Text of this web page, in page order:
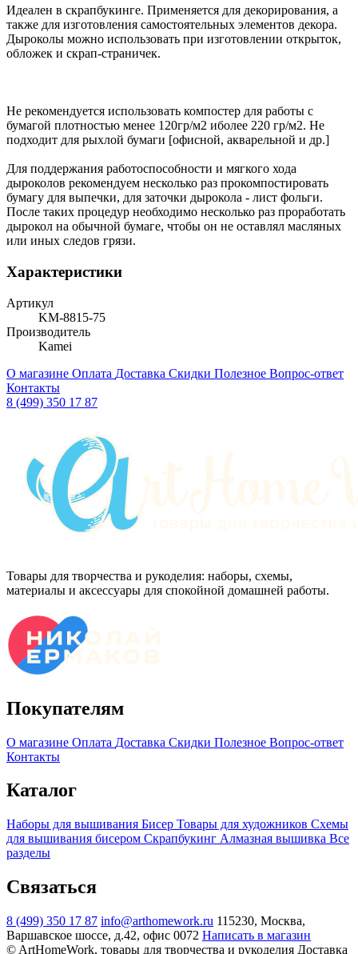
Идеален в скрапбукинге. Применяется для декорирования, а
также для изготовления самостоятельных элементов декора.
Дыроколы можно использовать при изготовлении открыток,
обложек и скрап-страничек.
Не рекомендуется использовать компостер для работы с
бумагой плотностью менее 120гр/м2 иболее 220 гр/м2. Не
подходит для рыхлой бумаги [офисной, акварельной и др.]
Для поддержания работоспособности и мягкого хода
дыроколов рекомендуем несколько раз прокомпостировать
бумагу для выпечки, для заточки дырокола - лист фольги.
После таких процедур необходимо несколько раз проработать
дырокол на обычной бумаге, чтобы он не оставлял масляных
или иных следов грязи.
Характеристики
Артикул
KM-8815-75
Производитель
Kamei
О магазине Оплата Доставка Скидки Полезное Вопрос-ответ
Контакты
8 (499) 350 17 87
Товары для творчества и рукоделия: наборы, схемы,
материалы и аксессуары для спокойной домашней работы.
Покупателям
О магазине Оплата Доставка Скидки Полезное Вопрос-ответ
Контакты
Каталог
Наборы для вышивания Бисер Товары для художников Схемы
для вышивания бисером Скрапбукинг Алмазная вышивка Все
разделы
Связаться
8 (499) 350 17 87 info@arthomework.ru 115230, Москва,
Варшавское шоссе, д.42, офис 0072 Написать в магазин
© ArtHomeWork, товары для творчества и рукоделия Доставка